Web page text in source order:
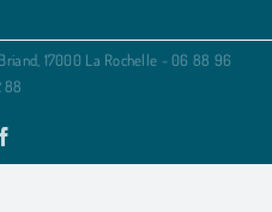
17000 La Rochelle - 06 88 96
88